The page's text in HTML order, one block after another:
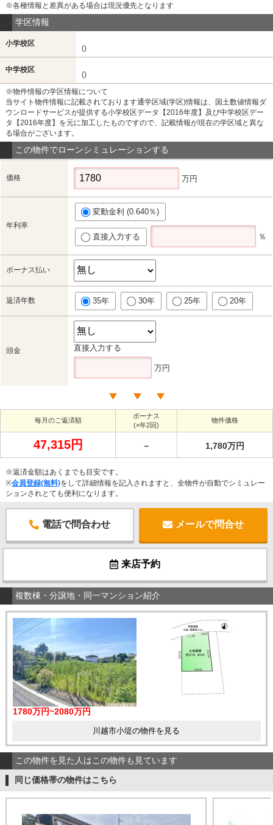
※各種情報と差異がある場合は現況優先となります
学区情報
小学校区
()
中学校区
()
※物件情報の学区情報について
当サイト物件情報に記載されております通学区域(学区)情報は、国土数値情報ダ
ウンロードサービスが提供する小学校区データ【2016年度】及び中学校区デー
タ【2016年度】を元に加工したものですので、記載情報が現在の学区域と異な
る場合がございます。
この物件でローンシミュレーションする
価格 万円
年利率
変動金利 (0.640％)
直接入力する ％
ボーナス払い
返済年数 35年 30年 25年 20年
頭金 直接入力する
万円
毎月のご返済額
ボーナス
(×年2回)
物件価格
47,315円 － 1,780万円
※返済金額はあくまでも目安です。
※会員登録(無料)をして詳細情報を記入されますと、全物件が自動でシミュレー
ションされとても便利になります。
電話で問合わせ メールで問合せ
来店予約
複数棟・分譲地・同一マンション紹介
1780万円~2080万円
川越市小堤の物件を見る
この物件を見た人はこの物件も見ています
同じ価格帯の物件はこちら